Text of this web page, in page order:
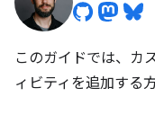
このガイドでは、カ
ィビティを追加する